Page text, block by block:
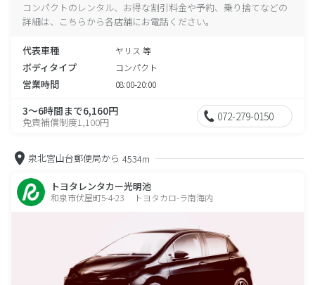
コンパクトのレンタル、お得な割引料金や予約、乗り捨てなどの
詳細は、こちらから各店舗にお電話ください。
代表車種 ヤリス 等
ボディタイプ コンパクト
営業時間 08:00-20:00
3～6時間まで6,160円
免責補償制度1,100円 072-279-0150
泉北宮山台郵便局から 4534m
トヨタレンタカー光明池
和泉市伏屋町5-4-23 トヨタカロ-ラ南海内